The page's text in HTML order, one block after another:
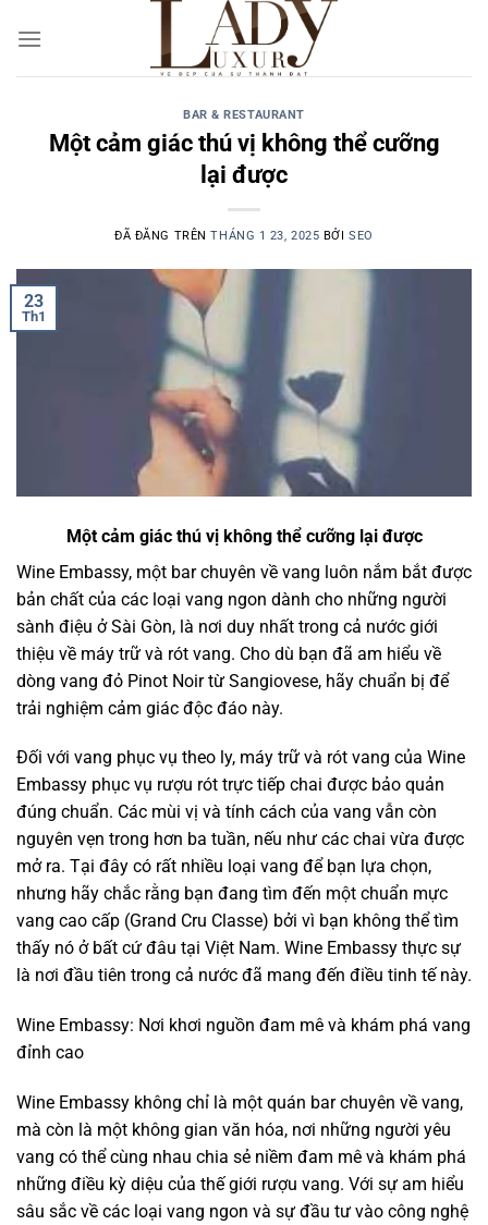
đến
BAR & RESTAURANT
Một cảm giác thú vị không thể cưỡng
lại được
ĐÃ ĐĂNG TRÊNTHÁNG 1 23, 2025 BỞISEO
23
Th1
Một cảm giác thú vị không thể cưỡng lại được
Wine Embassy, một bar chuyên về vang luôn nắm bắt được
bản chất của các loại vang ngon dành cho những người
sành điệu ở Sài Gòn, là nơi duy nhất trong cả nước giới
thiệu về máy trữ và rót vang. Cho dù bạn đã am hiểu về
dòng vang đỏ Pinot Noir từ Sangiovese, hãy chuẩn bị để
trải nghiệm cảm giác độc đáo này.
Đối với vang phục vụ theo ly, máy trữ và rót vang của Wine
Embassy phục vụ rượu rót trực tiếp chai được bảo quản
đúng chuẩn. Các mùi vị và tính cách của vang vẫn còn
nguyên vẹn trong hơn ba tuần, nếu như các chai vừa được
mở ra. Tại đây có rất nhiều loại vang để bạn lựa chọn,
nhưng hãy chắc rằng bạn đang tìm đến một chuẩn mực
vang cao cấp (Grand Cru Classe) bởi vì bạn không thể tìm
thấy nó ở bất cứ đâu tại Việt Nam. Wine Embassy thực sự
là nơi đầu tiên trong cả nước đã mang đến điều tinh tế này.
Wine Embassy: Nơi khơi nguồn đam mê và khám phá vang
đỉnh cao
Wine Embassy không chỉ là một quán bar chuyên về vang,
mà còn là một không gian văn hóa, nơi những người yêu
vang có thể cùng nhau chia sẻ niềm đam mê và khám phá
những điều kỳ diệu của thế giới rượu vang. Với sự am hiểu
sâu sắc về các loại vang ngon và sự đầu tư vào công nghệ